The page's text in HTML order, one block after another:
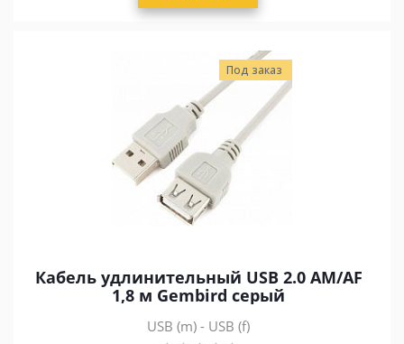
Под заказ
Кабель удлинительный USB 2.0 AM/AF
1,8 м Gembird серый
USB (m) - USB (f)